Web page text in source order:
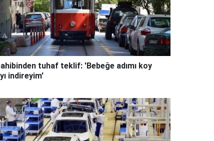
tuhaf teklif: 'Bebeğe adımı koy
indireyim'